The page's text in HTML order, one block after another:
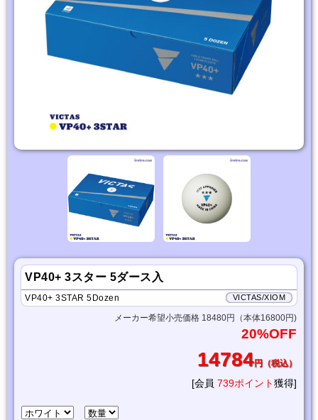
VP40+ 3スター 5ダース入
VICTAS/XIOM
VP40+ 3STAR 5Dozen
メーカー希望小売価格 18480円（本体16800円)
20%OFF
14784円（税込）
[会員 739ポイント獲得]